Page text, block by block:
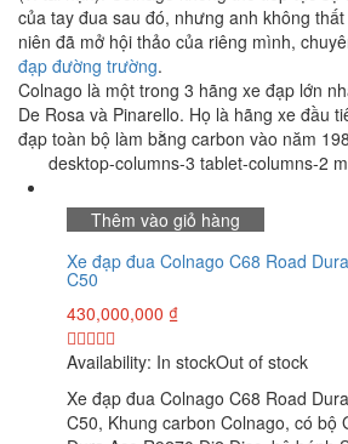
của tay đua sau đó, nhưng anh không
niên đã mở hội thảo của riêng mình,
đạp đường trường.
Colnago là một trong 3 hãng xe đạp lớn
De Rosa và Pinarello. Họ là hãng xe đầu
đạp toàn bộ làm bằng carbon vào năm
desktop-columns-3 tablet-columns-2
Thêm vào giỏ hàng
Xe đạp đua Colnago C68 Road
C50
430,000,000 ₫
Availability: In stockOut of stock
Xe đạp đua Colnago C68 Road
C50, Khung carbon Colnago, có bộ